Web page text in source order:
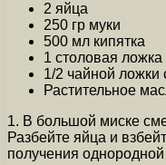
2 яйца
250 гр муки
500 мл кипятка
1 столовая ложка
1/2 чайной ложки
Растительное
1. В большой миске
Разбейте яйца и
получения